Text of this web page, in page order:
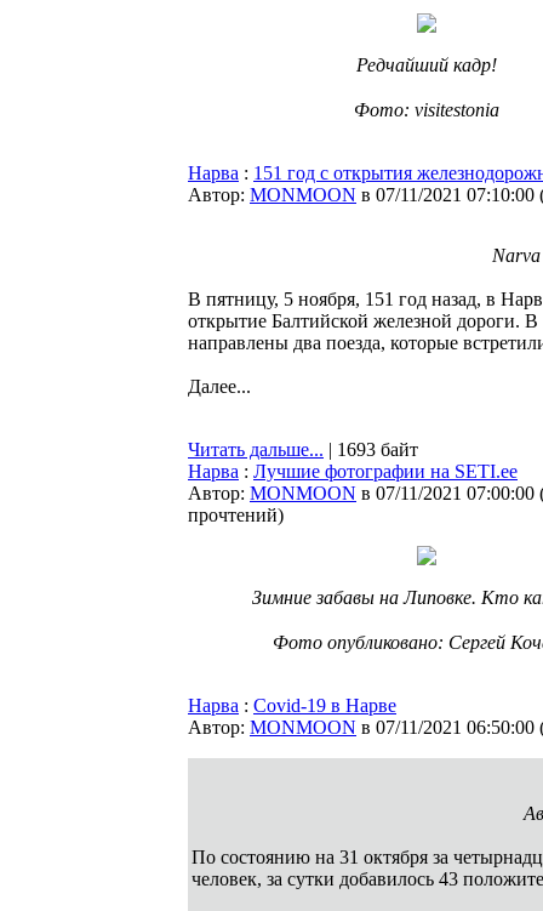
Редчайший кадр!
Фото: visitestonia
Нарва : 151 год с открытия
Автор: MONMOON в 07/11/2021 07:10:00
В пятницу, 5 ноября, 151 год назад, в
открытие Балтийской железной дороги.
направлены два поезда, которые
Далее...
Читать дальше... | 1693 байт
Нарва : Лучшие фотографии на SETI.ee
Автор: MONMOON в 07/11/2021 07:00:00
прочтений)
Зимние забавы на Липовке. Кто
Фото опубликовано: Сергей
Нарва : Covid-19 в Нарве
Автор: MONMOON в 07/11/2021 06:50:00
По состоянию на 31 октября за
человек, за сутки добавилось 43